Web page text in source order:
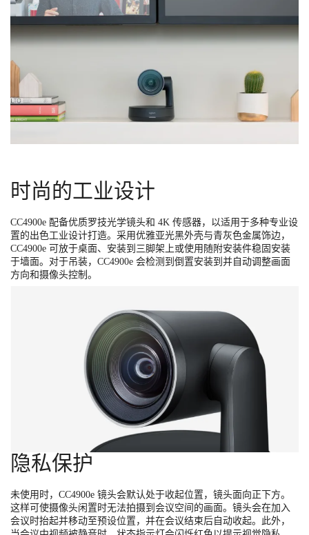
时尚的工业设计
CC4900e 配备优质罗技光学镜头和 4K 传感器，以适用于多种专业设
置的出色工业设计打造。采用优雅亚光黑外壳与青灰色金属饰边，
CC4900e 可放于桌面、安装到三脚架上或使用随附安装件稳固安装
于墙面。对于吊装，CC4900e 会检测到倒置安装到并自动调整画面
方向和摄像头控制。
隐私保护
未使用时，CC4900e 镜头会默认处于收起位置，镜头面向正下方。
这样可使摄像头闲置时无法拍摄到会议空间的画面。镜头会在加入
会议时抬起并移动至预设位置，并在会议结束后自动收起。此外，